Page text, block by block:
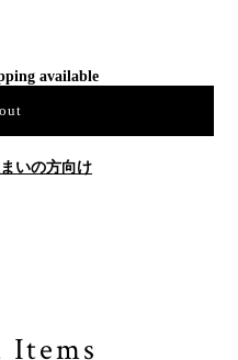
available
いの方向け
Items